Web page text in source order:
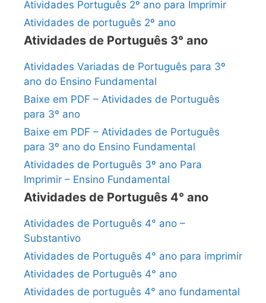
Atividades Português 2º ano para Imprimir
Atividades de português 2º ano
Atividades de Português 3° ano
Atividades Variadas de Português para 3º
ano do Ensino Fundamental
Baixe em PDF – Atividades de Português
para 3º ano
Baixe em PDF – Atividades de Português
para 3º ano do Ensino Fundamental
Atividades de Português 3º ano Para
Imprimir – Ensino Fundamental
Atividades de Português 4° ano
Atividades de Português 4° ano –
Substantivo
Atividades de Português 4° ano para imprimir
Atividades de Português 4° ano
Atividades de português 4° ano fundamental